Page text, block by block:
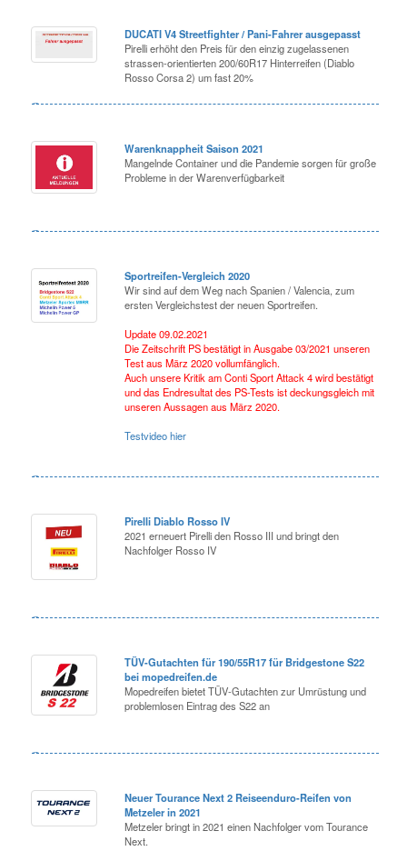
DUCATI V4 Streetfighter / Pani-Fahrer ausgepasst
Pirelli erhöht den Preis für den einzig zugelassenen
strassen-orientierten 200/60R17 Hinterreifen (Diablo
Rosso Corsa 2) um fast 20%
Warenknappheit Saison 2021
Mangelnde Container und die Pandemie sorgen für große
Probleme in der Warenverfügbarkeit
Sportreifen-Vergleich 2020
Wir sind auf dem Weg nach Spanien / Valencia, zum
ersten Vergleichstest der neuen Sportreifen.
Update 09.02.2021
Die Zeitschrift PS bestätigt in Ausgabe 03/2021 unseren
Test aus März 2020 vollumfänglich.
Auch unsere Kritik am Conti Sport Attack 4 wird bestätigt
und das Endresultat des PS-Tests ist deckungsgleich mit
unseren Aussagen aus März 2020.
Testvideo hier
Pirelli Diablo Rosso IV
2021 erneuert Pirelli den Rosso III und bringt den
Nachfolger Rosso IV
TÜV-Gutachten für 190/55R17 für Bridgestone S22
bei mopedreifen.de
Mopedreifen bietet TÜV-Gutachten zur Umrüstung und
problemlosen Eintrag des S22 an
Neuer Tourance Next 2 Reiseenduro-Reifen von
Metzeler in 2021
Metzeler bringt in 2021 einen Nachfolger vom Tourance
Next.